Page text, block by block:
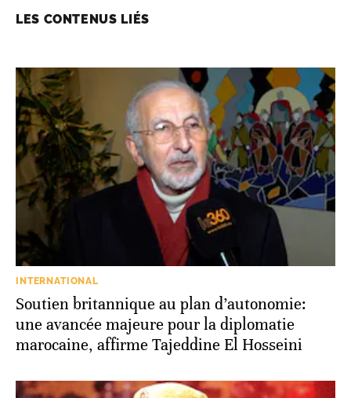
LES CONTENUS LIÉS
INTERNATIONAL
Soutien britannique au plan d’autonomie:
une avancée majeure pour la diplomatie
marocaine, affirme Tajeddine El Hosseini